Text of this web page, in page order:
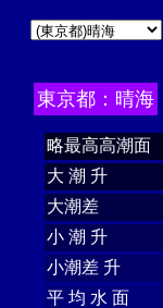
東京都：晴海
略最高高潮面
大 潮 升
大潮差
小 潮 升
小潮差 升
平 均 水 面